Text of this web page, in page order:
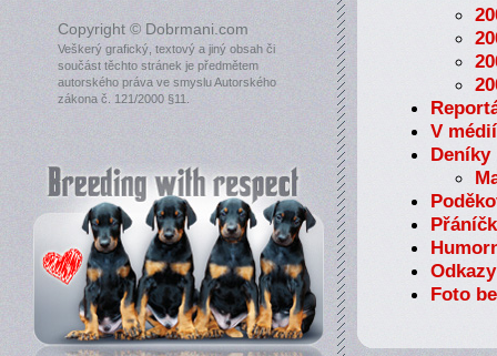
Copyright © Dobrmani.com
Veškerý grafický, textový a jiný obsah či
součást těchto stránek je předmětem
autorského práva ve smyslu Autorského
zákona č. 121/2000 §11.
V
Deníky
Odkazy
Foto